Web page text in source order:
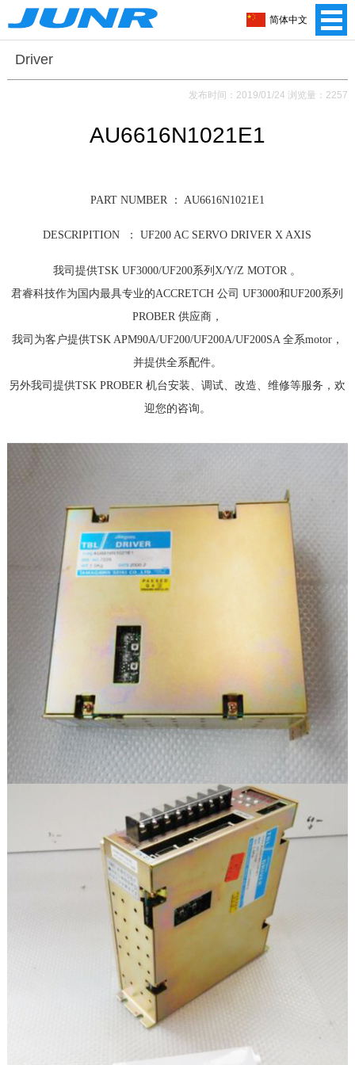
Driver
发布时间：2019/01/24 浏览量：2257
AU6616N1021E1
PART NUMBER ： AU6616N1021E1
DESCRIPITION ：UF200 AC SERVO DRIVER X AXIS
我司提供TSK UF3000/UF200系列X/Y/Z MOTOR 。
君睿科技作为国内最具专业的ACCRETCH 公司 UF3000和UF200系列
PROBER 供应商，
我司为客户提供TSK APM90A/UF200/UF200A/UF200SA 全系motor，
并提供全系配件。
另外我司提供TSK PROBER 机台安装、调试、改造、维修等服务，欢
迎您的咨询。
简体中文